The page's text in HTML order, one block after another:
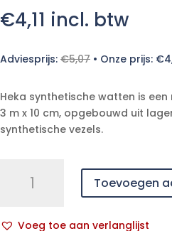
€4,11 incl. btw
Adviesprijs: €5,07 • Onze prijs: €
Heka synthetische watten is
3 m x 10 cm, opgebouwd uit
synthetische vezels.
synthetische
Toevoegen
Voeg toe aan verlanglijst